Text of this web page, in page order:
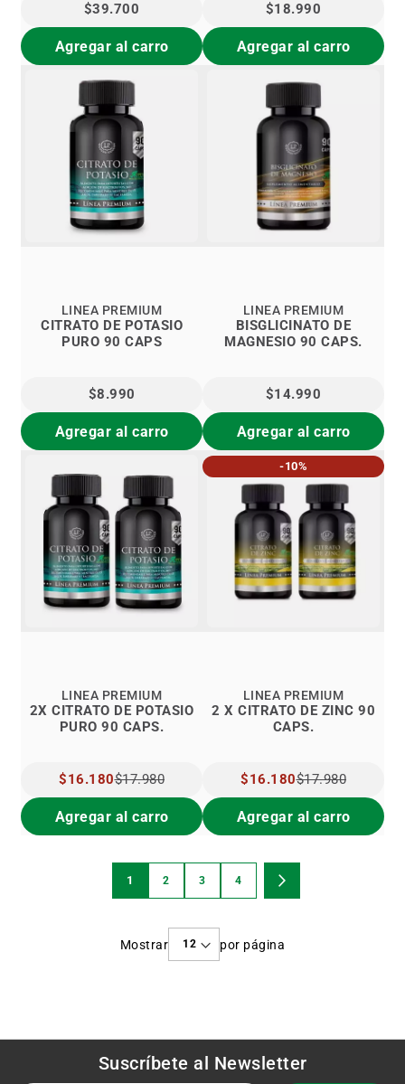
$39.700
Agregar al carro
$18.990
Agregar al carro
CITRATO DE POTASIO
PURO 90 CAPS
LINEA PREMIUM
$8.990
Agregar al carro
BISGLICINATO DE
MAGNESIO 90 CAPS.
LINEA PREMIUM
$14.990
Agregar al carro
2X CITRATO DE POTASIO
PURO 90 CAPS.
LINEA PREMIUM
PRECIO
ESPECIAL
$16.180$17.980
Agregar al carro
-10%
2 X CITRATO DE ZINC 90
CAPS.
LINEA PREMIUM
PRECIO
ESPECIAL
$16.180$17.980
Agregar al carro
la
1
2
3
4
Mostrar por página
Suscríbete al Newsletter